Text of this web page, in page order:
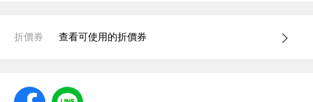
折價券 查看可使用的折價券